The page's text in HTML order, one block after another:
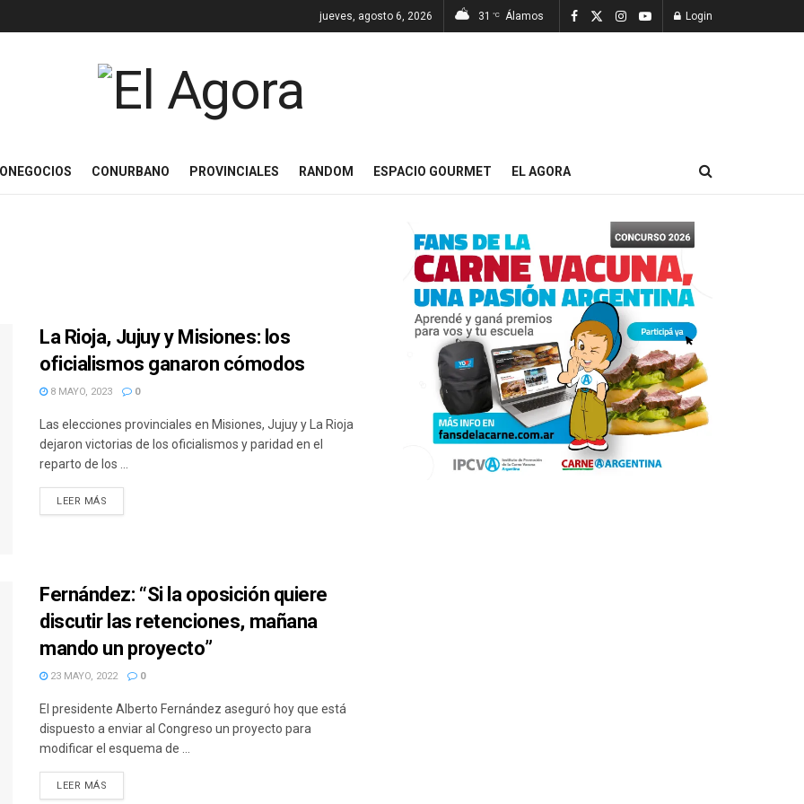
jueves, agosto 6, 2026 31 °C Álamos Login
CONURBANO PROVINCIALES RANDOM ESPACIO GOURMET EL AGORA
La Rioja, Jujuy y Misiones: los
oficialismos ganaron cómodos
8 MAYO, 2023 0
Las elecciones provinciales en Misiones, Jujuy y La Rioja
dejaron victorias de los oficialismos y paridad en el
reparto de los ...
LEER MÁS
Fernández: “Si la oposición quiere
discutir las retenciones, mañana
mando un proyecto”
23 MAYO, 2022 0
El presidente Alberto Fernández aseguró hoy que está
dispuesto a enviar al Congreso un proyecto para
modificar el esquema de ...
LEER MÁS